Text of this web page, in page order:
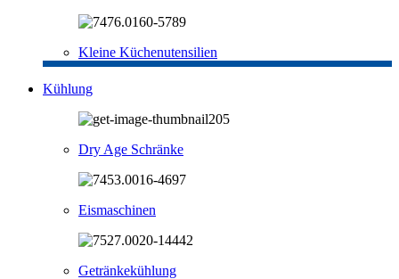
Kleine Küchenutensilien
Kühlung
Dry Age Schränke
Eismaschinen
Getränkekühlung